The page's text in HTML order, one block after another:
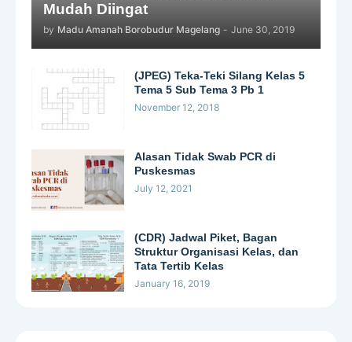
Mudah Diingat
by Madu Amanah Borobudur Magelang - June 30, 2019
(JPEG) Teka-Teki Silang Kelas 5
Tema 5 Sub Tema 3 Pb 1
November 12, 2018
Alasan Tidak Swab PCR di
Puskesmas
July 12, 2021
(CDR) Jadwal Piket, Bagan
Struktur Organisasi Kelas, dan
Tata Tertib Kelas
January 16, 2019